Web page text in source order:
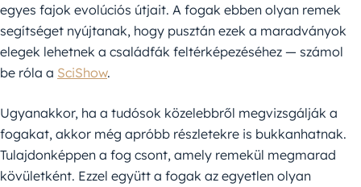
egyes fajok evolúciós útjait. A fogak ebben olyan remek
segítséget nyújtanak, hogy pusztán ezek a maradványok
elegek lehetnek a családfák feltérképezéséhez — számol
be róla a SciShow.
Ugyanakkor, ha a tudósok közelebbről megvizsgálják a
fogakat, akkor még apróbb részletekre is bukkanhatnak.
Tulajdonképpen a fog csont, amely remekül megmarad
kövületként. Ezzel együtt a fogak az egyetlen olyan